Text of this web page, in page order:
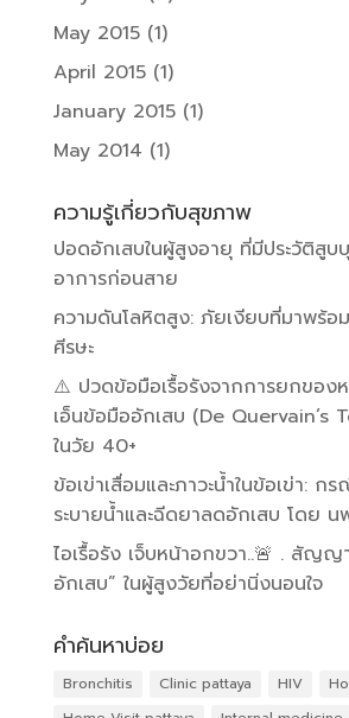
May 2015(1)
April 2015(1)
January 2015(1)
May 2014 (1)
ความรู้เกี่ยวกับสุขภาพ
ปอดอักเสบในผู้สูงอายุ ที่มีประวัติสูบ
อาการก่อนสาย
ความดันโลหิตสูง: ภัยเงียบที่มาพร้อ
ศีรษะ
⚠️ ปวดข้อมือเรื้อรังจากการยกของ
เอ็นข้อมืออักเสบ (De Quervain’s
ในวัย 40+
ข้อเข่าเสื่อมและภาวะน้ำในข้อเข่า: ก
ระบายน้ำและฉีดยาลดอักเสบ โด
ไอเรื้อรัง เจ็บหน้าอกขวา..🚨 . สัญ
อักเสบ” ในผู้สูงวัยที่อย่านิ่งนอนใจ
คำค้นหาบ่อย
Bronchitis Clinic pattaya HIV